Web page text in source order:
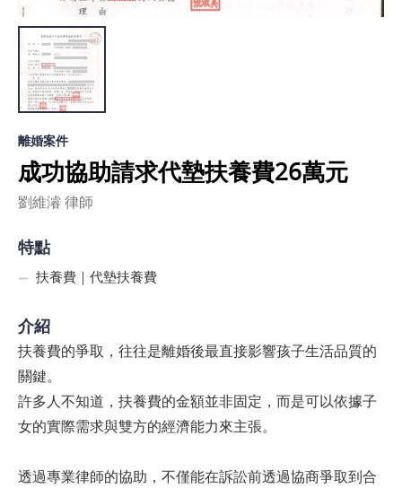
離婚案件
成功協助請求代墊扶養費26萬元
劉維濬 律師
特點
扶養費｜代墊扶養費
介紹
扶養費的爭取，往往是離婚後最直接影響孩子生活品質的
關鍵。
許多人不知道，扶養費的金額並非固定，而是可以依據子
女的實際需求與雙方的經濟能力來主張。
透過專業律師的協助，不僅能在訴訟前透過協商爭取到合